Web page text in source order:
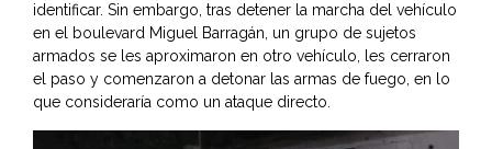
identificar. Sin embargo, tras detener la marcha del vehículo
en el boulevard Miguel Barragán, un grupo de sujetos
armados se les aproximaron en otro vehículo, les cerraron
el paso y comenzaron a detonar las armas de fuego, en lo
que consideraría como un ataque directo.